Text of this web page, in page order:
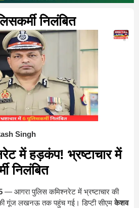
निलंबित
Singh
में हड़कंप! भ्रष्टाचार में
निलंबित
— आगरा पुलिस कमिश्नरेट में भ्रष्टाचार की
गूंज लखनऊ तक पहुंच गई। डिप्टी सीएमकेशव